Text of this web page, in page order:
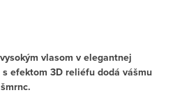
okým vlasom v elegantnej
efektom 3D reliéfu dodá vášmu